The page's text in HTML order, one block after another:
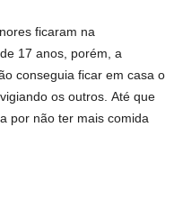
ficaram na
17 anos, porém, a
conseguia ficar em casa o
os outros. Até que
por não ter mais comida